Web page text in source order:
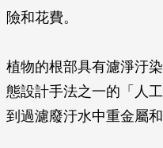
險和花費。
植物的根部具有濾淨汙
態設計手法之一的「人
到過濾廢汙水中重金屬